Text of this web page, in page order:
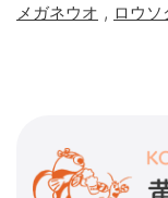
メガネウオ , ロウソ